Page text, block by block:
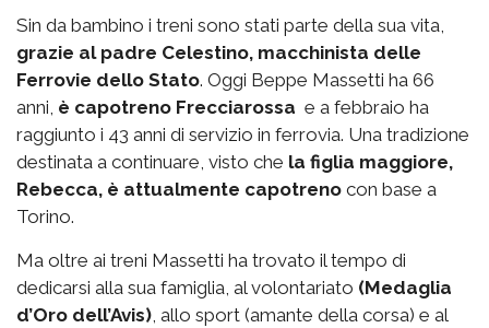
Sin da bambino i treni sono stati parte della sua vita,
grazie al padre Celestino, macchinista delle
Ferrovie dello Stato. Oggi Beppe Massetti ha 66
anni, è capotreno Frecciarossa e a febbraio ha
raggiunto i 43 anni di servizio in ferrovia. Una tradizione
destinata a continuare, visto che la figlia maggiore,
Rebecca, è attualmente capotreno con base a
Torino.
Ma oltre ai treni Massetti ha trovato il tempo di
dedicarsi alla sua famiglia, al volontariato (Medaglia
d’Oro dell’Avis), allo sport (amante della corsa) e al